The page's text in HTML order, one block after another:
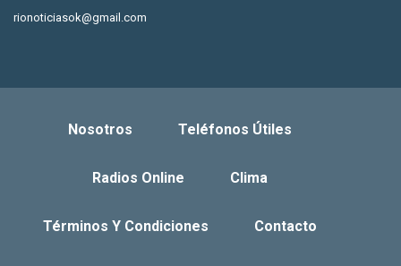
rionoticiasok@gmail.com
Nosotros Teléfonos Útiles
Radios Online Clima
Términos Y Condiciones Contacto